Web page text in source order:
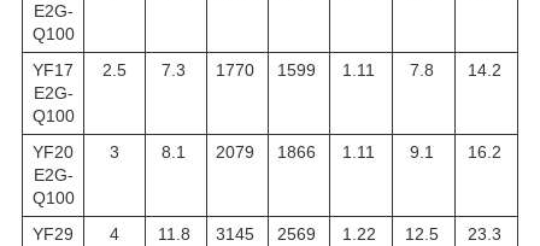
E2G-
Q100
YF17
E2G-
Q100
2.5 7.3 1770 1599 1.11 7.8 14.2
YF20
E2G-
Q100
3 8.1 2079 1866 1.11 9.1 16.2
YF29
4 11.8 3145 2569 1.22 12.5 23.3